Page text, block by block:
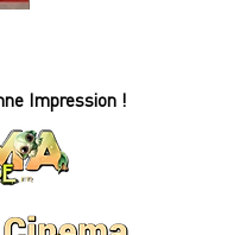
Affiche
de
-
60x80cm.
-
1968
Impression !